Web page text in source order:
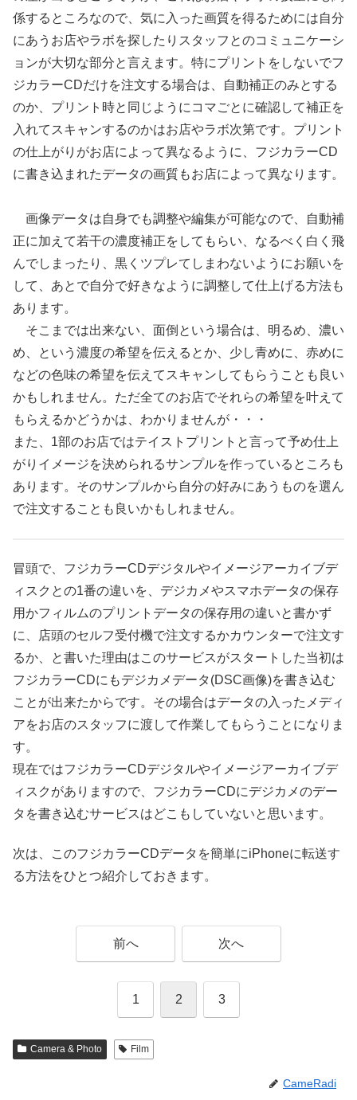
係するところなので、気に入った画質を得るためには自分
にあうお店やラボを探したりスタッフとのコミュニケーシ
ョンが大切な部分と言えます。特にプリントをしないでフ
ジカラーCDだけを注文する場合は、自動補正のみとする
のか、プリント時と同じようにコマごとに確認して補正を
入れてスキャンするのかはお店やラボ次第です。プリント
の仕上がりがお店によって異なるように、フジカラーCD
に書き込まれたデータの画質もお店によって異なります。
画像データは自身でも調整や編集が可能なので、自動補
正に加えて若干の濃度補正をしてもらい、なるべく白く飛
んでしまったり、黒くツプレてしまわないようにお願いを
して、あとで自分で好きなように調整して仕上げる方法も
あります。
そこまでは出来ない、面倒という場合は、明るめ、濃い
め、という濃度の希望を伝えるとか、少し青めに、赤めに
などの色味の希望を伝えてスキャンしてもらうことも良い
かもしれません。ただ全てのお店でそれらの希望を叶えて
もらえるかどうかは、わかりませんが・・・
また、1部のお店ではテイストプリントと言って予め仕上
がりイメージを決められるサンプルを作っているところも
あります。そのサンプルから自分の好みにあうものを選ん
で注文することも良いかもしれません。
冒頭で、フジカラーCDデジタルやイメージアーカイブデ
ィスクとの1番の違いを、デジカメやスマホデータの保存
用かフィルムのプリントデータの保存用の違いと書かず
に、店頭のセルフ受付機で注文するかカウンターで注文す
るか、と書いた理由はこのサービスがスタートした当初は
フジカラーCDにもデジカメデータ(DSC画像)を書き込む
ことが出来たからです。その場合はデータの入ったメディ
アをお店のスタッフに渡して作業してもらうことになりま
す。
現在ではフジカラーCDデジタルやイメージアーカイブデ
ィスクがありますので、フジカラーCDにデジカメのデー
タを書き込むサービスはどこもしていないと思います。
次は、このフジカラーCDデータを簡単にiPhoneに転送す
る方法をひとつ紹介しておきます。
前へ 次へ
1 2 3
Camera & Photo Film
CameRadi